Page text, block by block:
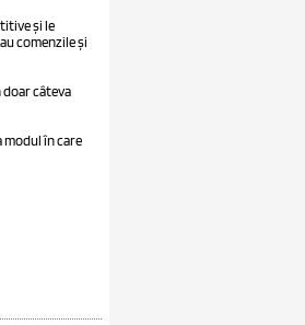
și le
comenzile și
câteva
în care